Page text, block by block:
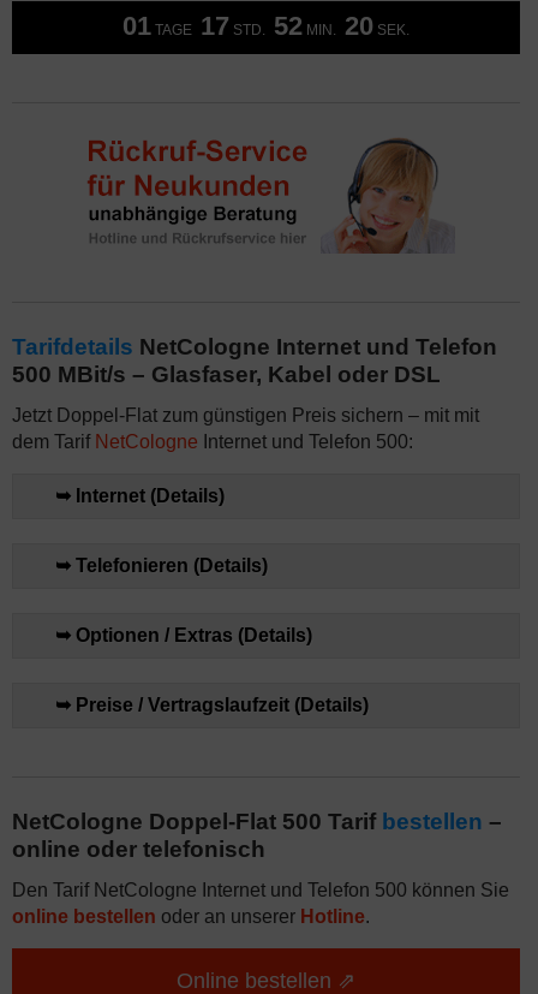
01 TAGE 17 STD. 52 MIN. 20 SEK.
Tarifdetails NetCologne Internet und Telefon
500 MBit/s – Glasfaser, Kabel oder DSL
Jetzt Doppel-Flat zum günstigen Preis sichern – mit mit
dem Tarif NetCologne Internet und Telefon 500:
➥ Internet (Details)
➥ Telefonieren (Details)
➥ Optionen / Extras (Details)
➥ Preise / Vertragslaufzeit (Details)
NetCologne Doppel-Flat 500 Tarif bestellen –
online oder telefonisch
Den Tarif NetCologne Internet und Telefon 500 können Sie
online bestellen oder an unserer Hotline.
Online bestellen ⇗